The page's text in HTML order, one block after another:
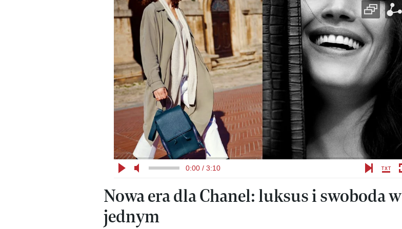
0:00 / 3:10
Nowa era dla Chanel: luksus i swoboda w
jednym